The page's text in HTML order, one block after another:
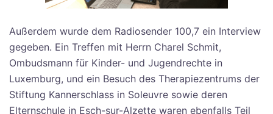
Außerdem wurde dem Radiosender 100,7 ein Interview
gegeben. Ein Treffen mit Herrn Charel Schmit,
Ombudsmann für Kinder- und Jugendrechte in
Luxemburg, und ein Besuch des Therapiezentrums der
Stiftung Kannerschlass in Soleuvre sowie deren
Elternschule in Esch-sur-Alzette waren ebenfalls Teil